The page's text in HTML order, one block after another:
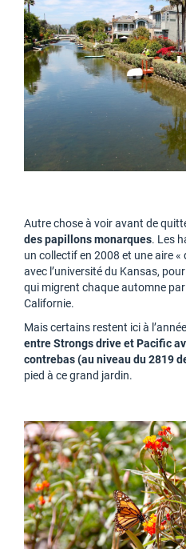
Autre chose à voir avant de
des papillons monarques. Les
un collectif en 2008 et une aire «
avec l’université du Kansas,
qui migrent chaque automne
Californie.
Mais certains restent ici à
entre Strongs drive et Pacific
contrebas (au niveau du 2819
pied à ce grand jardin.